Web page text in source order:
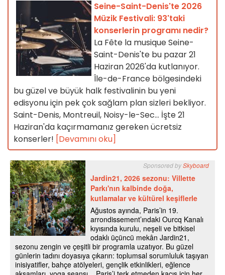
Seine-Saint-Denis'te 2026
Müzik Festivali: 93'taki
konserlerin programı nedir?
La Fête la musique Seine-
Saint-Denis'te bu pazar 21
Haziran 2026'da kutlanıyor.
Île-de-France bölgesindeki
bu güzel ve büyük halk festivalinin bu yeni
edisyonu için pek çok sağlam plan sizleri bekliyor.
Saint-Denis, Montreuil, Noisy-le-Sec... İşte 21
Haziran'da kaçırmamanız gereken ücretsiz
konserler! [Devamını oku]